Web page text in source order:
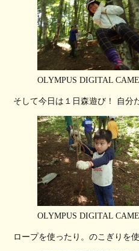
OLYMPUS DIGITAL
そして今日は１日森遊び！ 自分
OLYMPUS DIGITAL
ロープを使ったり。のこぎりを使